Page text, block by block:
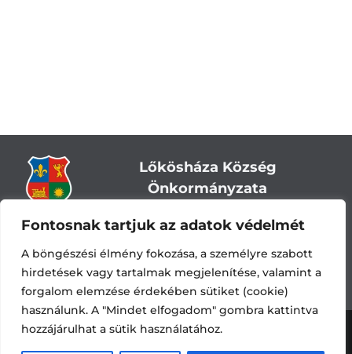
Fontosnak tartjuk az adatok védelmét
A böngészési élmény fokozása, a személyre szabott
hirdetések vagy tartalmak megjelenítése, valamint a
forgalom elemzése érdekében sütiket (cookie)
használunk. A "Mindet elfogadom" gombra kattintva
hozzájárulhat a sütik használatához.
Lőkösháza Község
Önkormányzata
Cím:5743 Lőkösháza, Eleki út 28.
Központi telefonszám: +36 66 244-244
E-mail: titkarsag@lokoshaza.hu
Hivatali Kapu: JZO28
Adatvédelemi nyilatkozat•Adatkezelési